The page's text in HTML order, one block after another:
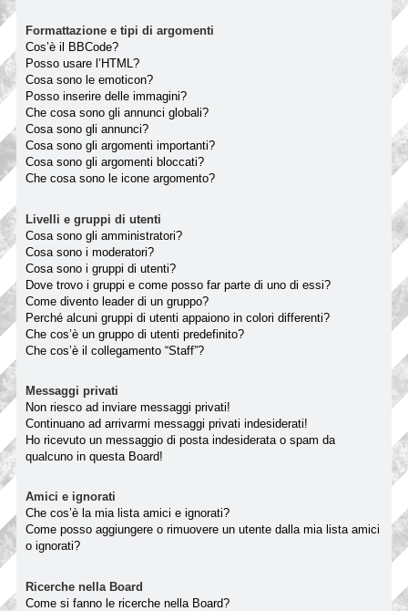
Formattazione e tipi di argomenti
Cos’è il BBCode?
Posso usare l’HTML?
Cosa sono le emoticon?
Posso inserire delle immagini?
Che cosa sono gli annunci globali?
Cosa sono gli annunci?
Cosa sono gli argomenti importanti?
Cosa sono gli argomenti bloccati?
Che cosa sono le icone argomento?
Livelli e gruppi di utenti
Cosa sono gli amministratori?
Cosa sono i moderatori?
Cosa sono i gruppi di utenti?
Dove trovo i gruppi e come posso far parte di uno di essi?
Come divento leader di un gruppo?
Perché alcuni gruppi di utenti appaiono in colori differenti?
Che cos’è un gruppo di utenti predefinito?
Che cos’è il collegamento “Staff”?
Messaggi privati
Non riesco ad inviare messaggi privati!
Continuano ad arrivarmi messaggi privati indesiderati!
Ho ricevuto un messaggio di posta indesiderata o spam da
qualcuno in questa Board!
Amici e ignorati
Che cos’è la mia lista amici e ignorati?
Come posso aggiungere o rimuovere un utente dalla mia lista amici
o ignorati?
Ricerche nella Board
Come si fanno le ricerche nella Board?